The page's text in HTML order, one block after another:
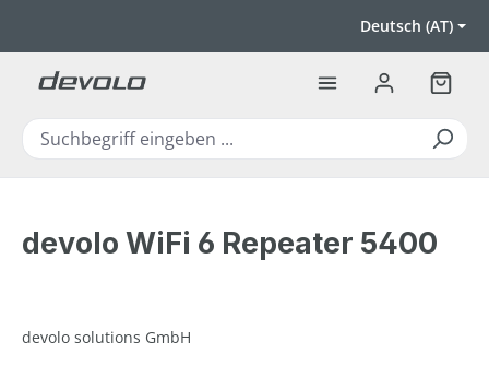
Deutsch (AT)
devolo WiFi 6 Repeater 5400
devolo solutions GmbH